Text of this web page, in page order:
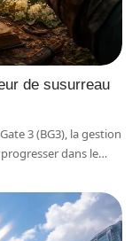
de susurreau
3 (BG3), la gestion
dans le…